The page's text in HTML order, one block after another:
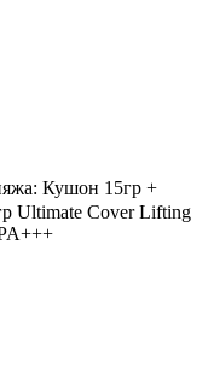
Кушон 15гр +
Ultimate Cover Lifting